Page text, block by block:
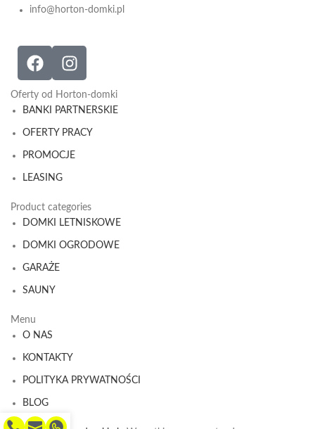
info@horton-domki.pl
Oferty od Horton-domki
BANKI PARTNERSKIE
OFERTY PRACY
PROMOCJE
LEASING
Product categories
DOMKI LETNISKOWE
DOMKI OGRODOWE
GARAŻE
SAUNY
Menu
O NAS
KONTAKTY
POLITYKA PRYWATNOŚCI
BLOG